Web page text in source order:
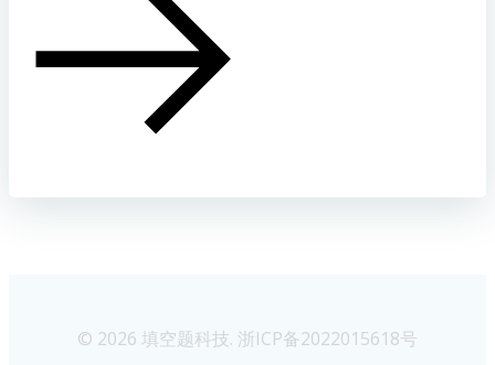
© 2026 填空题科技. 浙ICP备2022015618号